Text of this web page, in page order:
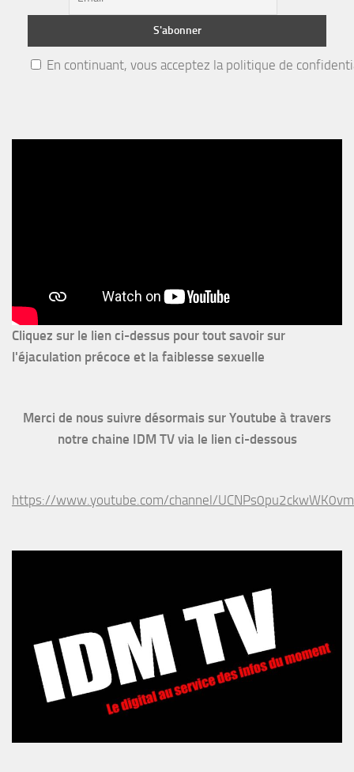
En continuant, vous acceptez la politique de
Cliquez sur le lien ci-dessus pour tout savoir sur
l'éjaculation précoce et la faiblesse sexuelle
Merci de nous suivre désormais sur Youtube à travers
notre chaine IDM TV via le lien ci-dessous
https://www.youtube.com/channel/